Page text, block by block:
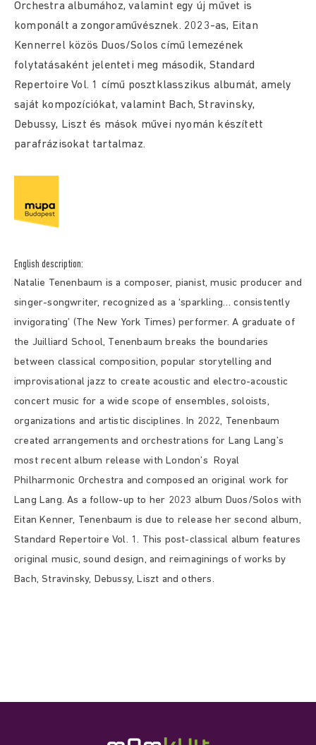
Orchestra albumához, valamint egy új művet is
komponált a zongoraművésznek. 2023-as, Eitan
Kennerrel közös Duos/Solos című lemezének
folytatásaként jelenteti meg második, Standard
Repertoire Vol. 1 című posztklasszikus albumát, amely
saját kompozíciókat, valamint Bach, Stravinsky,
Debussy, Liszt és mások művei nyomán készített
parafrázisokat tartalmaz.
English description:
Natalie Tenenbaum is a composer, pianist, music producer and
singer-songwriter, recognized as a ‘sparkling… consistently
invigorating’ (The New York Times) performer. A graduate of
the Juilliard School, Tenenbaum breaks the boundaries
between classical composition,popular storytelling and
improvisational jazz to create acoustic and electro-acoustic
concert music for a wide scope of ensembles, soloists,
organizations and artistic disciplines. In 2022, Tenenbaum
created arrangements and orchestrations for Lang Lang’s
most recent album release with London’s Royal
Philharmonic Orchestra and composed an original work for
Lang Lang. As a follow-up to her 2023 album Duos/Solos with
Eitan Kenner, Tenenbaum isdue to release her second album,
Standard Repertoire Vol. 1. This post-classical album features
original music, sound design, and reimaginings of works by
Bach, Stravinsky, Debussy, Liszt and others.